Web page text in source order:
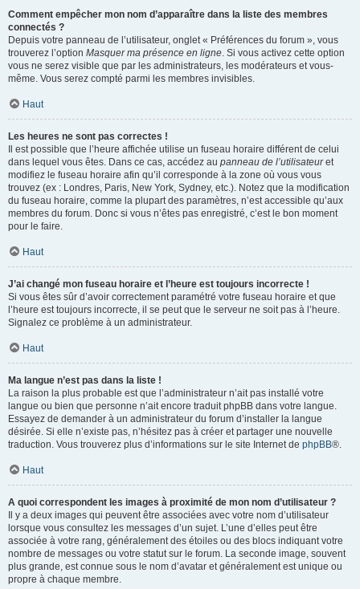
Comment empêcher mon nom d’apparaître dans la liste des membres
connectés ?
Depuis votre panneau de l’utilisateur, onglet « Préférences du forum », vous
trouverez l’option Masquer ma présence en ligne. Si vous activez cette option
vous ne serez visible que par les administrateurs, les modérateurs et vous-
même. Vous serez compté parmi les membres invisibles.
Haut
Les heures ne sont pas correctes !
Il est possible que l’heure affichée utilise un fuseau horaire différent de celui
dans lequel vous êtes. Dans ce cas, accédez au panneau de l’utilisateuret
modifiez le fuseau horaire afin qu’il corresponde à la zone où vous vous
trouvez (ex : Londres, Paris, New York, Sydney, etc.). Notez que la modification
du fuseau horaire, comme la plupart des paramètres, n’est accessible qu’aux
membres du forum. Donc si vous n’êtes pas enregistré, c’est le bon moment
pour le faire.
Haut
J’ai changé mon fuseau horaire et l’heure est toujours incorrecte !
Si vous êtes sûr d’avoir correctement paramétré votre fuseau horaire et que
l’heure est toujours incorrecte, il se peut que le serveur ne soit pas à l’heure.
Signalez ce problème à un administrateur.
Haut
Ma langue n’est pas dans la liste !
La raison la plus probable est que l’administrateur n’ait pas installé votre
langue ou bien que personne n’ait encore traduit phpBB dans votre langue.
Essayez de demander à un administrateur du forum d’installer la langue
désirée. Si elle n’existe pas, n’hésitez pas à créer et partager une nouvelle
traduction. Vous trouverez plus d’informations sur le site Internet de phpBB®.
Haut
A quoi correspondent les images à proximité de mon nom d’utilisateur ?
Il y a deux images qui peuvent être associées avec votre nom d’utilisateur
lorsque vous consultez les messages d’un sujet. L’une d’elles peut être
associée à votre rang, généralement des étoiles ou des blocs indiquant votre
nombre de messages ou votre statut sur le forum. La seconde image, souvent
plus grande, est connue sous le nom d’avatar et généralement est unique ou
propre à chaque membre.